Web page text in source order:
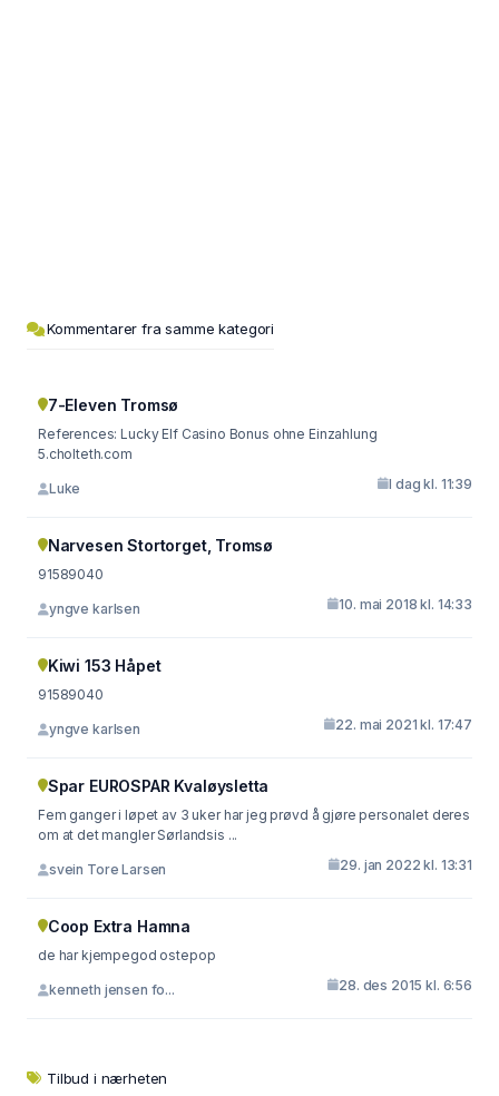
Kommentarer fra samme kategori
7-Eleven Tromsø
References: Lucky Elf Casino Bonus ohne Einzahlung
5.cholteth.com
Luke I dag kl. 11:39
Narvesen Stortorget, Tromsø
91589040
yngve karlsen 10. mai 2018 kl. 14:33
Kiwi 153 Håpet
91589040
yngve karlsen 22. mai 2021 kl. 17:47
Spar EUROSPAR Kvaløysletta
Fem ganger i løpet av 3 uker har jeg prøvd å gjøre personalet deres
om at det mangler Sørlandsis ...
svein Tore Larsen 29. jan 2022 kl. 13:31
Coop Extra Hamna
de har kjempegod ostepop
kenneth jensen fo... 28. des 2015 kl. 6:56
Tilbud i nærheten